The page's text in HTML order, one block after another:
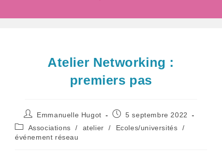
Atelier Networking :
premiers pas
Auteur/autrice
de
la
publication :
Emmanuelle Hugot
Publication
5 septembre 2022
Post
category:
Associations / atelier / Ecoles/universités
/
événement réseau